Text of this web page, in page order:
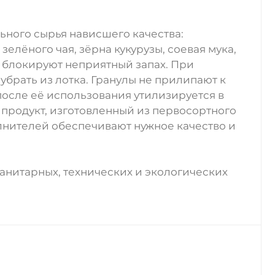
сырья нависшего качества:
чая, зёрна кукурузы, соевая мука,
неприятный запах. При
из лотка. Гранулы не прилипают к
её использования утилизируется в
изготовленный из первосортного
обеспечивают нужное качество и
технических и экологических